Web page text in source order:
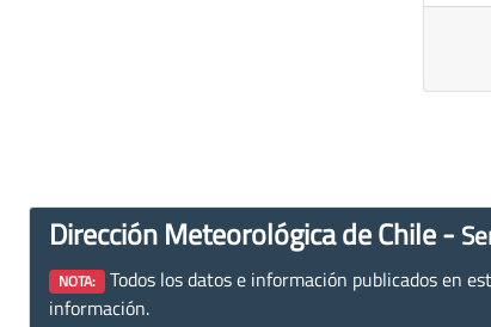
Dirección Meteorológica de Chile -
NOTA: Todos los datos e información publicados en
información.